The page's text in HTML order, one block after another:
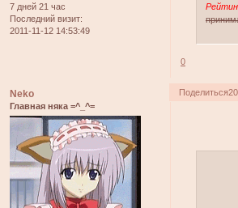
7 дней 21 час
Последний визит:
2011-11-12 14:53:49
0
Поделиться
Neko
Главная няка =^_^=